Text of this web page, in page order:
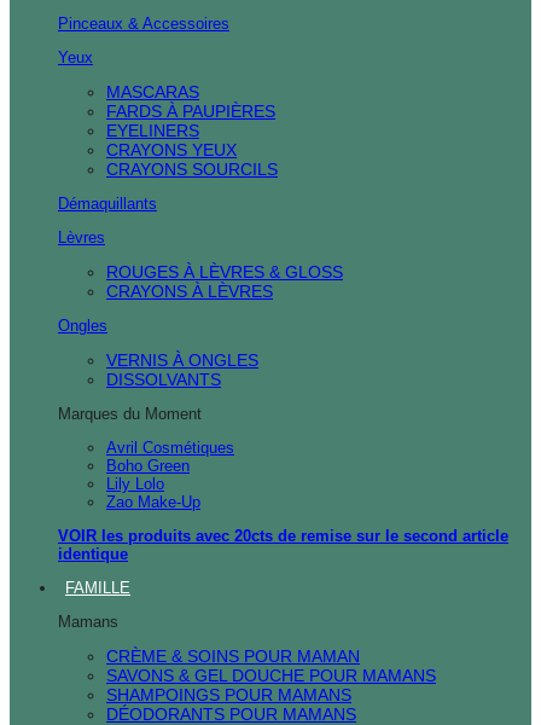
Pinceaux & Accessoires
Yeux
MASCARAS
FARDS À PAUPIÈRES
EYELINERS
CRAYONS YEUX
CRAYONS SOURCILS
Démaquillants
Lèvres
ROUGES À LÈVRES & GLOSS
CRAYONS À LÈVRES
Ongles
VERNIS À ONGLES
DISSOLVANTS
Marques du Moment
Avril Cosmétiques
Boho Green
Lily Lolo
Zao Make-Up
VOIR les produits avec 20cts de remise sur le second article
identique
FAMILLE
Mamans
CRÈME & SOINS POUR MAMAN
SAVONS & GEL DOUCHE POUR MAMANS
SHAMPOINGS POUR MAMANS
DÉODORANTS POUR MAMANS